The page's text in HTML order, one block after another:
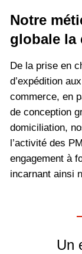
Notre
globale la
De la prise en
d’expédition
commerce, en
de conception
domiciliation,
l’activité des
engagement à
incarnant ainsi
Un